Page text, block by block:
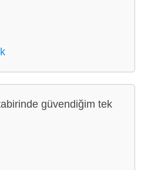
güvendiğim tek